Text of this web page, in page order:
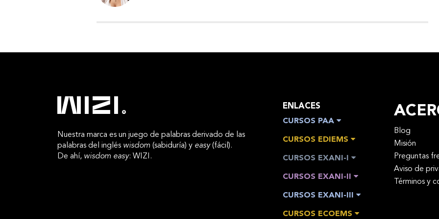
Nuestra marca es un juego de palabras derivado de las
palabras del inglés wisdom (sabiduría) y easy(fácil).
De ahí, wisdom easy: WIZI.
ENLACES
CURSOS PAA
CURSOS EDIEMS
CURSOS EXANI-I
CURSOS EXANI-II
CURSOS EXANI-III
CURSOS ECOEMS
Blog
Misión
Preguntas
Aviso de
Términos y